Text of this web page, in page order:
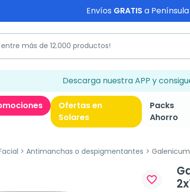
Envíos GRATIS a
Descarga nuestra APP y
Ofertas en
Solares
Packs
Ahorro
Antimanchas o despigmentantes
favorite_border